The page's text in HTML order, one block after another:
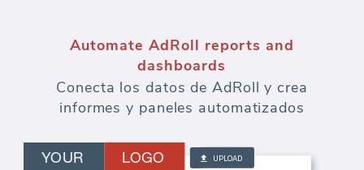
Automate AdRoll reports and
dashboards
Conecta los datos de AdRoll y crea
informes y paneles automatizados